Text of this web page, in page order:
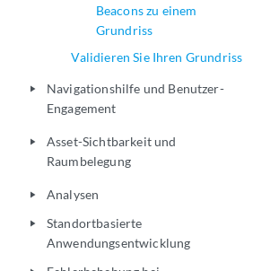
Beacons zu einem
Grundriss
Validieren Sie Ihren Grundriss
play_arrow
Navigationshilfe und Benutzer-
Engagement
play_arrow
Asset-Sichtbarkeit und
Raumbelegung
play_arrow Analysen
play_arrow
Standortbasierte
Anwendungsentwicklung